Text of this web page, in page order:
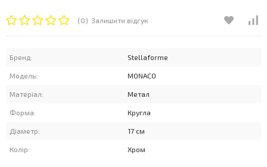
(0) Залишити відгук
Бренд: Stellaforme
Модель: MONACO
Матеріал: Метал
Форма: Кругла
Діаметр: 17 см
Колір: Хром